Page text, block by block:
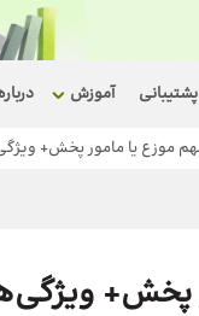
پشتیبانی آموزش